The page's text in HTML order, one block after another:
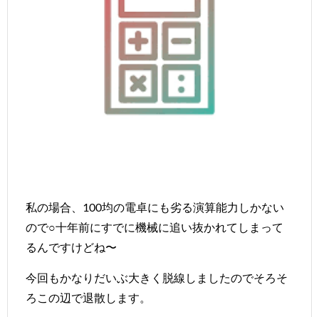
私の場合、100均の電卓にも劣る演算能力しかない
ので○十年前にすでに機械に追い抜かれてしまって
るんですけどね〜
今回もかなりだいぶ大きく脱線しましたのでそろそ
ろこの辺で退散します。